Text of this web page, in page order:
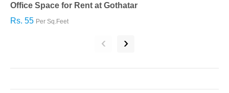
Office Space for Rent at Gothatar
Rs. 55 Per Sq.Feet
‹ ›